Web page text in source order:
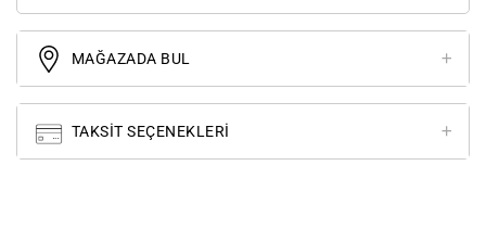
MAĞAZADA BUL
TAKSIT SEÇENEKLERI